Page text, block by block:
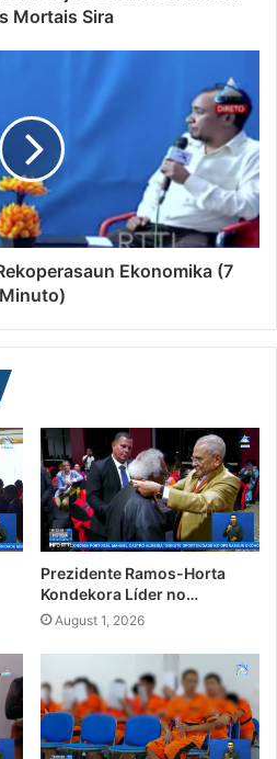
Mortais Sira
Ekonomika (7
Minuto)
Prezidente Ramos-Horta
Kondekora Líder no…
August 1, 2026